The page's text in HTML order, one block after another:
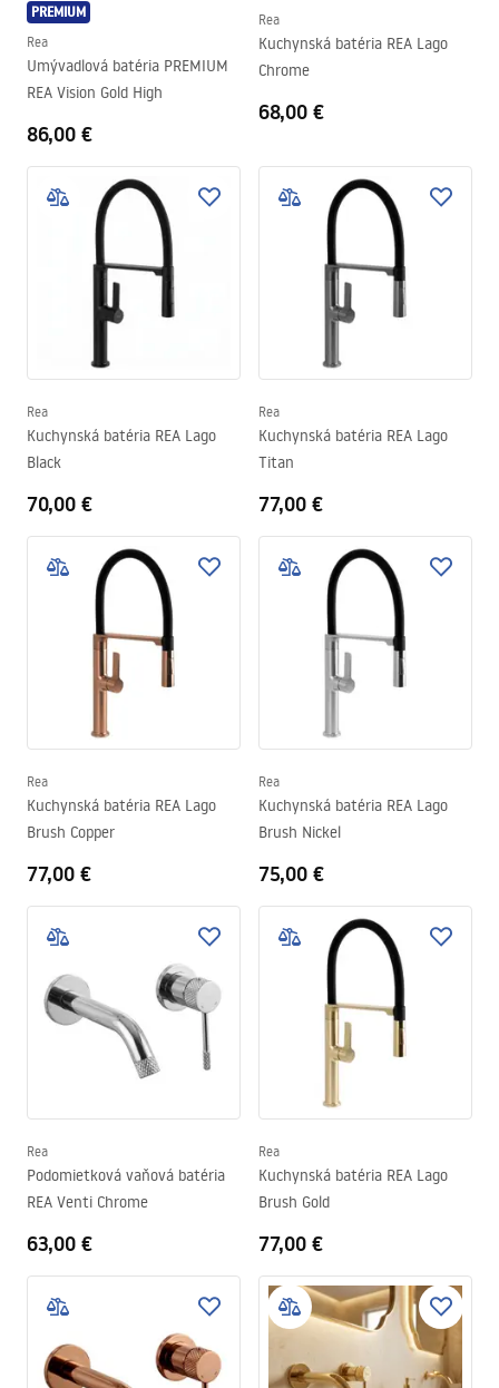
PREMIUM
Rea
Umývadlová batéria PREMIUM
REA Vision Gold High
86,00 €
Rea
Kuchynská batéria REA Lago
Chrome
68,00 €
Rea
Kuchynská batéria REA Lago
Black
70,00 €
Rea
Kuchynská batéria REA Lago
Titan
77,00 €
Rea
Kuchynská batéria REA Lago
Brush Copper
77,00 €
Rea
Kuchynská batéria REA Lago
Brush Nickel
75,00 €
Rea
Podomietková vaňová batéria
REA Venti Chrome
63,00 €
Rea
Kuchynská batéria REA Lago
Brush Gold
77,00 €